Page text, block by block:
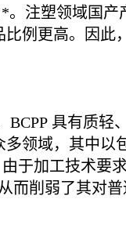
。注塑领域国
例更高。因此
BCPP 具有质
领域，其中
于加工技术要
而削弱了其对